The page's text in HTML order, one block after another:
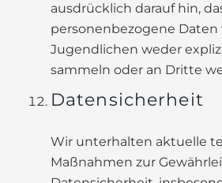
ausdrücklich darauf hin,
personenbezogene
Jugendlichen weder
sammeln oder an Dritte
Datensicherheit
Wir unterhalten aktuelle
Maßnahmen zur